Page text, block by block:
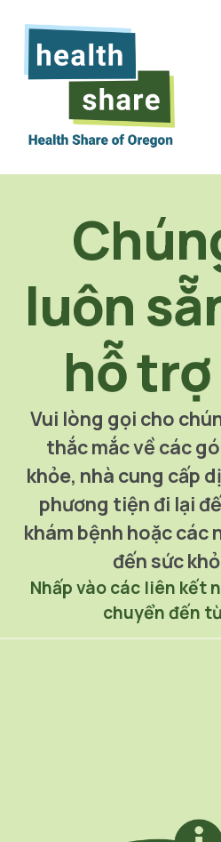
luôn
hỗ
thắc mắc về các
khỏe, nhà cung cấp
phương tiện đi lại
khám bệnh hoặc các
đến sức
Nhấp vào các liên kết
chuyển đến